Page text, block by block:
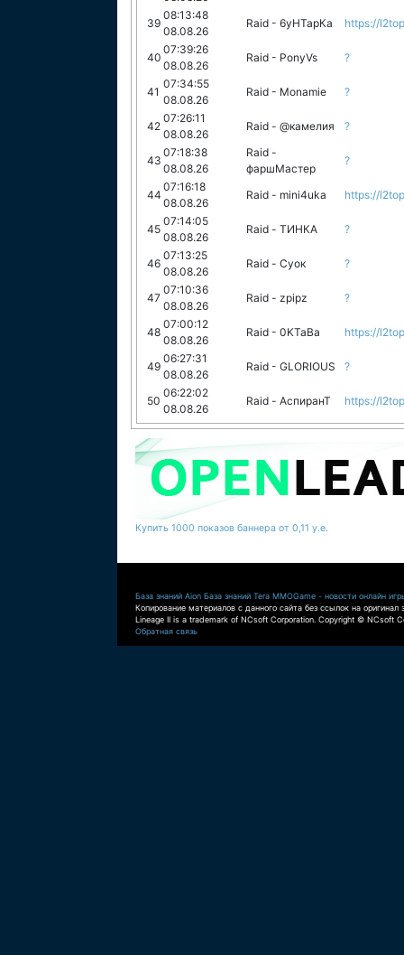
39
08:13:48
08.08.26
Raid - 6уНТарКа https://
40
07:39:26
08.08.26
Raid - PonyVs ?
41
07:34:55
08.08.26
Raid - Monamie ?
42
07:26:11
08.08.26
Raid - @камелия ?
43
07:18:38
08.08.26
Raid -
фаршМастер
?
44
07:16:18
08.08.26
Raid - mini4uka https://
45
07:14:05
08.08.26
Raid - ТИНКА ?
46
07:13:25
08.08.26
Raid - Суок ?
47
07:10:36
08.08.26
Raid - zpipz ?
48
07:00:12
08.08.26
Raid - 0KTaBa https://
49
06:27:31
08.08.26
Raid - GLORIOUS ?
50
06:22:02
08.08.26
Raid - АспиранТ https://
Купить 1000 показов баннера от 0,11 у.е.
База знаний Aion База знаний Tera MMOGame - новости онлайн
Копирование материалов с данного сайта без ссылок на оригинал
Lineage II is a trademark of NCsoft Corporation. Copyright © NCsoft
Обратная связь